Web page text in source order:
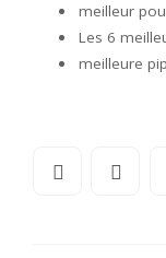
meilleur
Les 6
meilleure